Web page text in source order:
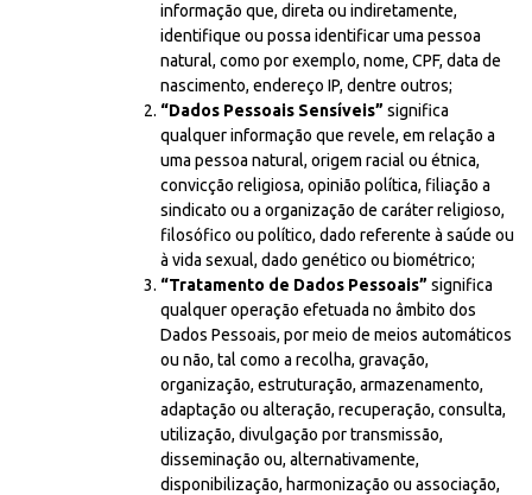
informação que, direta ou indiretamente,
identifique ou possa identificar uma pessoa
natural, como por exemplo, nome, CPF, data de
nascimento, endereço IP, dentre outros;
“Dados Pessoais Sensíveis” significa
qualquer informação que revele, em relação a
uma pessoa natural, origem racial ou étnica,
convicção religiosa, opinião política, filiação a
sindicato ou a organização de caráter religioso,
filosófico ou político, dado referente à saúde ou
à vida sexual, dado genético ou biométrico;
“Tratamento de Dados Pessoais” significa
qualquer operação efetuada no âmbito dos
Dados Pessoais, por meio de meios automáticos
ou não, tal como a recolha, gravação,
organização, estruturação, armazenamento,
adaptação ou alteração, recuperação, consulta,
utilização, divulgação por transmissão,
disseminação ou, alternativamente,
disponibilização, harmonização ou associação,